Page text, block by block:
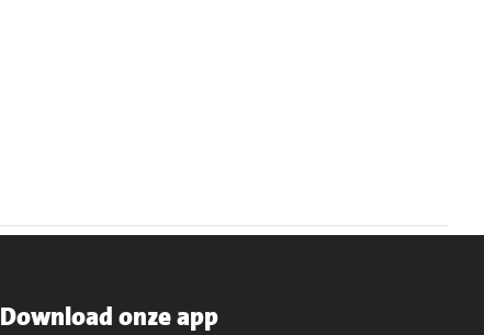
Download onze app